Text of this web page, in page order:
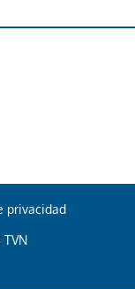
privacidad